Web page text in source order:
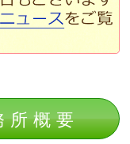
所概要